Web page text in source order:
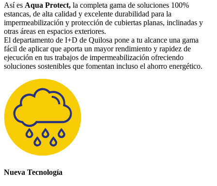
Así es Aqua Protect, la completa gama de soluciones 100%
estancas, de alta calidad y excelente durabilidad para la
impermeabilización y protección de cubiertas planas, inclinadas y
otras áreas en espacios exteriores.
El departamento de I+D de Quilosa pone a tu alcance una gama
fácil de aplicar que aporta un mayor rendimiento y rapidez de
ejecución en tus trabajos de impermeabilización ofreciendo
soluciones sostenibles que fomentan incluso el ahorro energético.
Nueva Tecnología